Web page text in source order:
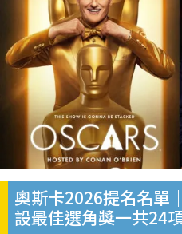
奧斯卡2026提名名單
設最佳選角獎一共24